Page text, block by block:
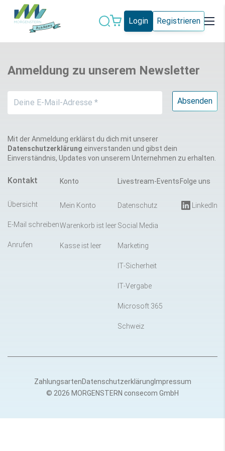
Login Registrieren
Künstliche
Microsoft 365
Schweiz Social Media
Anmeldung zu unserem Newsletter
Mit der Anmeldung erklärst du dich mit unserer
Datenschutzerklärung einverstanden und gibst dein
Einverständnis, Updates von unserem Unternehmen zu erhalten.
Kontakt
Übersicht
E-Mail schreiben
Anrufen
Konto
Mein Konto
Warenkorb ist leer
Kasse ist leer
Livestream-Events
Datenschutz
Social Media
Marketing
IT-Sicherheit
IT-Vergabe
Microsoft 365
Schweiz
Folge uns
LinkedIn
© 2026 MORGENSTERN consecom GmbH
ZahlungsartenDatenschutzerklärung Impressum